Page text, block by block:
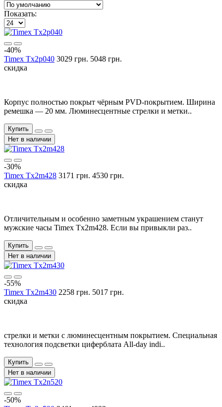
Показать:
-40%
Timex Tx2p040 3029 грн. 5048 грн.
скидка
Корпус полностью покрыт чёрным PVD-покрытием. Ширина
ремешка — 20 мм. Люминесцентные стрелки и метки..
Купить
Нет в наличии
-30%
Timex Tx2m428 3171 грн. 4530 грн.
скидка
Отличительным и особенно заметным украшением станут
мужские часы Timex Tx2m428. Если вы привыкли раз..
Купить
Нет в наличии
-55%
Timex Tx2m430 2258 грн. 5017 грн.
скидка
стрелки и метки с люминесцентным покрытием. Специальная
технология подсветки циферблата All-day indi..
Купить
Нет в наличии
-50%